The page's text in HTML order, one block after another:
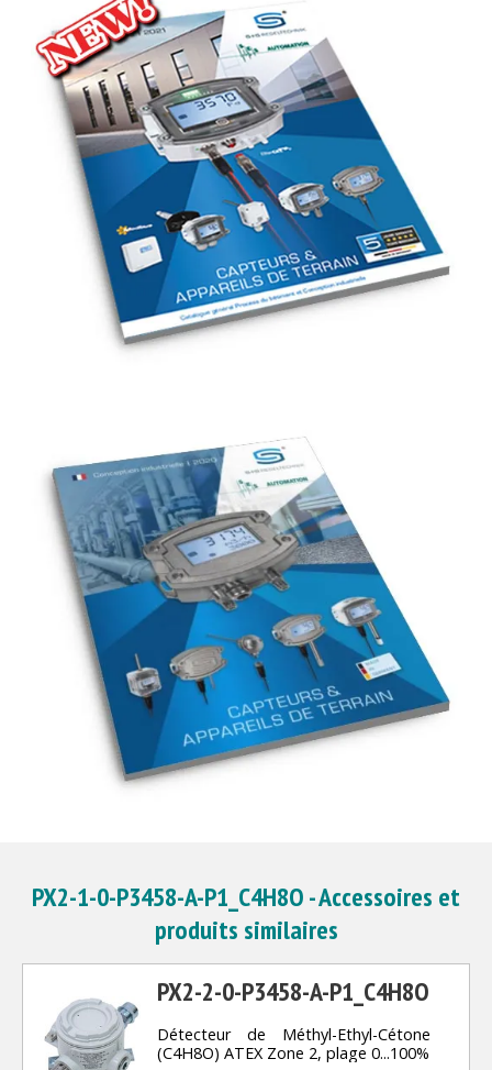
PX2-1-0-P3458-A-P1_C4H8O - Accessoires et
produits similaires
PX2-2-0-P3458-A-P1_C4H8O
Détecteur de Méthyl-Ethyl-Cétone
(C4H8O) ATEX Zone 2, plage 0...100%